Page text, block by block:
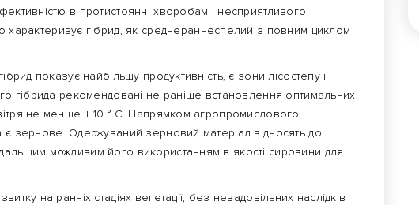
в протистоянні хворобам і несприятливого
характеризує гібрид, як среднераннеспелий з повним циклом
показує найбільшу продуктивність, є зони лісостепу і
гібрида рекомендовані не раніше встановлення оптимальних
не менше + 10 ° C. Напрямком агропромислового
є зернове. Одержуваний зерновий матеріал відносять до
можливим його використанням в якості сировини для
на ранніх стадіях вегетації, без незадовільних наслідків